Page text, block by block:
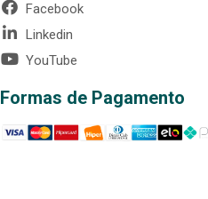
Facebook
Linkedin
YouTube
Formas de Pagamento